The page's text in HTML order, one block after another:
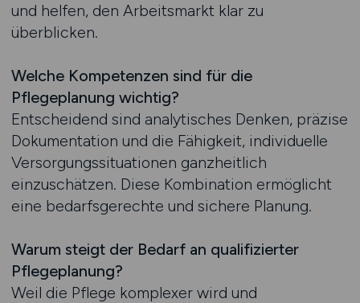
und helfen, den Arbeitsmarkt klar zu
überblicken.
Welche Kompetenzen sind für die
Pflegeplanung wichtig?
Entscheidend sind analytisches Denken, präzise
Dokumentation und die Fähigkeit, individuelle
Versorgungssituationen ganzheitlich
einzuschätzen. Diese Kombination ermöglicht
eine bedarfsgerechte und sichere Planung.
Warum steigt der Bedarf an qualifizierter
Pflegeplanung?
Weil die Pflege komplexer wird und